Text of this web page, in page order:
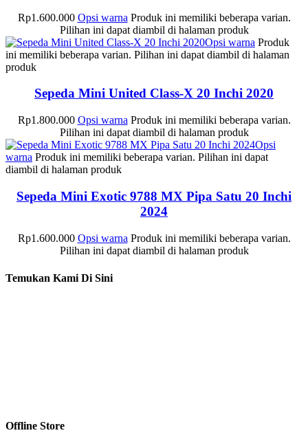
Rp1.600.000 Opsi warna Produk ini memiliki beberapa varian.
Pilihan ini dapat diambil di halaman produk
Opsi warna Produk
ini memiliki beberapa varian. Pilihan ini dapat diambil di halaman
produk
Sepeda Mini United Class-X 20 Inchi 2020
Rp1.800.000 Opsi warna Produk ini memiliki beberapa varian.
Pilihan ini dapat diambil di halaman produk
Opsi
warna Produk ini memiliki beberapa varian. Pilihan ini dapat
diambil di halaman produk
Sepeda Mini Exotic 9788 MX Pipa Satu 20 Inchi
2024
Rp1.600.000 Opsi warna Produk ini memiliki beberapa varian.
Pilihan ini dapat diambil di halaman produk
Temukan Kami Di Sini
Offline Store